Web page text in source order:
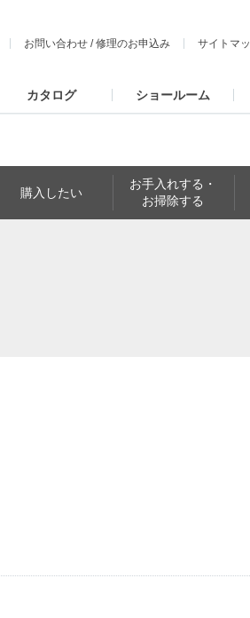
お問い合わせ /修理のお申込み サイトマ
カタログ ショールーム
購入したい
お手入れする・
お掃除する